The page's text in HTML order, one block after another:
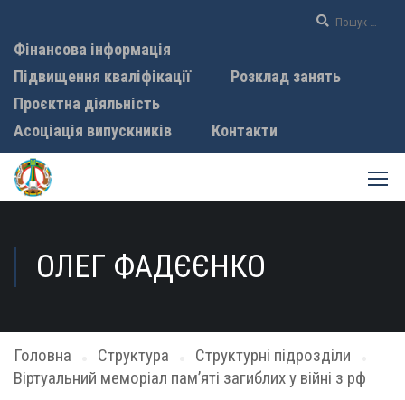
Фінансова інформація
Підвищення кваліфікації
Розклад занять
Проєктна діяльність
Асоціація випускників
Контакти
ОЛЕГ ФАДЄЄНКО
Головна Структура
Структурні підрозділи
Віртуальний меморіал пам’яті загиблих у війні з рф